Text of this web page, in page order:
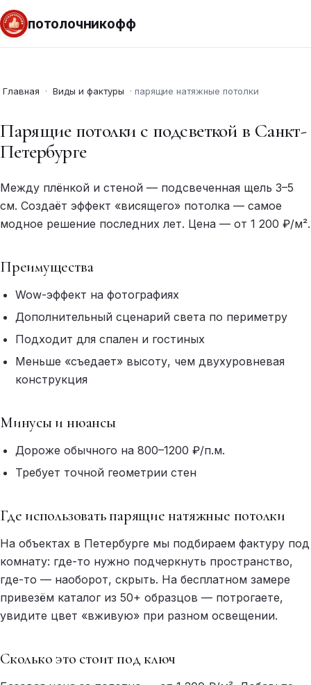
потолочникофф
Главная · Виды и фактуры · парящие натяжные потолки
Парящие потолки с подсветкой в Санкт-
Петербурге
Между плёнкой и стеной — подсвеченная щель 3–5
см. Создаёт эффект «висящего» потолка — самое
модное решение последних лет. Цена — от 1 200 ₽/м².
Преимущества
Wow-эффект на фотографиях
Дополнительный сценарий света по периметру
Подходит для спален и гостиных
Меньше «съедает» высоту, чем двухуровневая
конструкция
Минусы и нюансы
Дороже обычного на 800–1200 ₽/п.м.
Требует точной геометрии стен
Где использовать парящие натяжные потолки
На объектах в Петербурге мы подбираем фактуру под
комнату: где-то нужно подчеркнуть пространство,
где-то — наоборот, скрыть. На бесплатном замере
привезём каталог из 50+ образцов — потрогаете,
увидите цвет «вживую» при разном освещении.
Сколько это стоит под ключ